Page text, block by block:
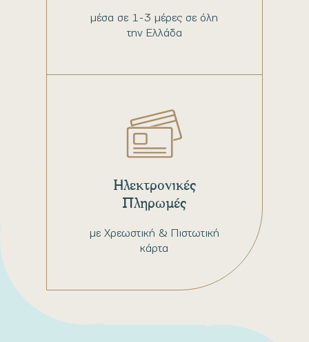
μέσα σε 1-3 μέρες σε όλη
την Ελλάδα
με Χρεωστική & Πιστωτική
κάρτα
Ηλεκτρονικές
Πληρωμές